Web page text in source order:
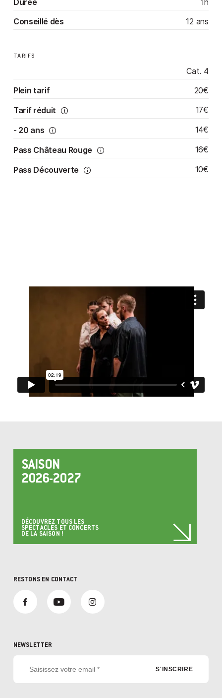
Durée
1h
Conseillé dès
12 ans
TARIFS
Cat. 4
Plein tarif
20€
Tarif réduit 17€
- 20 ans 14€
Pass Château Rouge 16€
Pass Découverte 10€
SAISON
2026-2027
DÉCOUVREZ TOUS LES
SPECTACLES ET CONCERTS
DE LA SAISON !
RESTONS EN CONTACT
NEWSLETTER